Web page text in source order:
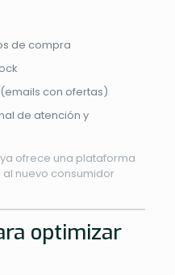
de compra
con ofertas)
de atención y
ya ofrece una plataforma
nuevo consumidor
optimizar